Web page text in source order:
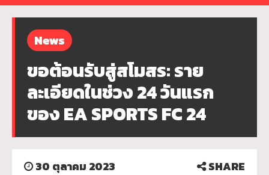
News
ขอต้อนรับสู่สโมสร: ราย
ละเอียดในช่วง 24 วันแรก
ของ EA SPORTS FC 24
30 ตุลาคม 2023 SHARE